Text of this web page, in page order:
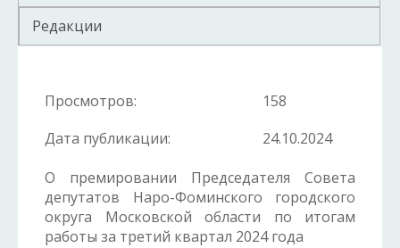
Редакции
Просмотров:
158
Дата публикации:
24.10.2024
О премировании Председателя Совета
депутатов Наро-Фоминского городского
округа Московской области по итогам
работы за третий квартал 2024 года